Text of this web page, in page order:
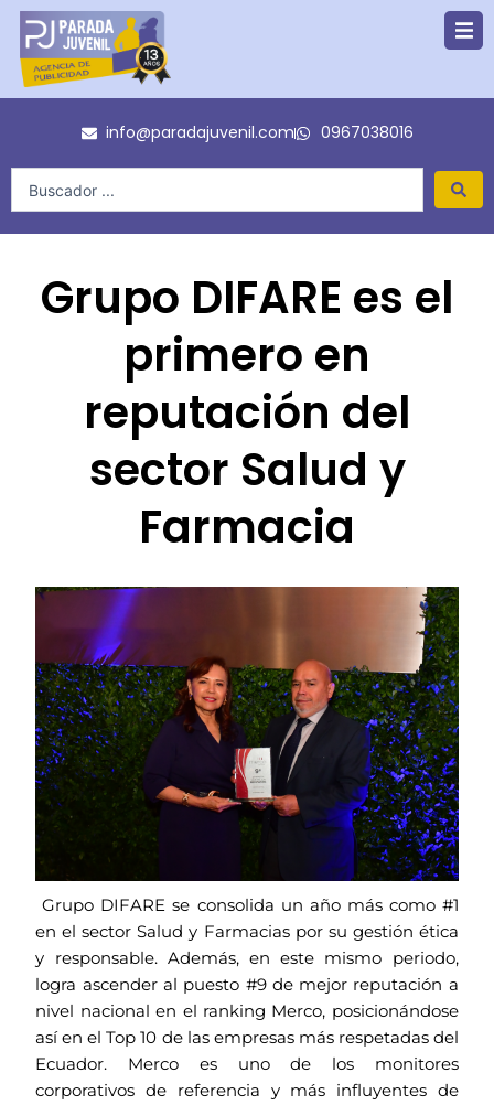
contenido
info@paradajuvenil.com 0967038016
Grupo DIFARE es el
primero en
reputación del
sector Salud y
Farmacia
Grupo DIFARE se consolida un año más como #1
en el sector Salud y Farmacias por su gestión ética
y responsable. Además, en este mismo periodo,
logra ascender al puesto #9 de mejor reputación a
nivel nacional en el ranking Merco, posicionándose
así en el Top 10 de las empresas más respetadas del
Ecuador. Merco es uno de los monitores
corporativos de referencia y más influyentes de